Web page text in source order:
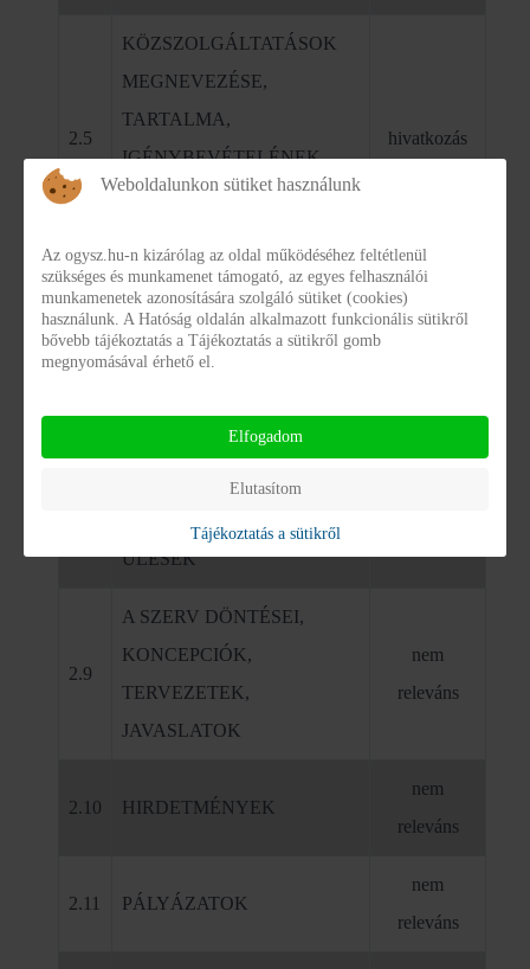
2.5
KÖZSZOLGÁLTATÁSOK
MEGNEVEZÉSE,
TARTALMA,
IGÉNYBEVÉTELÉNEK
RENDJE, FIZETENDŐ DÍJ
hivatkozás
2.6
A SZERV
NYILVÁNTARTÁSAI
hivatkozás
TESTÜLETI SZERV
ÜLÉSEK
2.9
A SZERV DÖNTÉSEI,
KONCEPCIÓK,
TERVEZETEK,
JAVASLATOK
nem
releváns
2.10 HIRDETMÉNYEK
nem
releváns
2.11 PÁLYÁZATOK
nem
releváns
Weboldalunkon sütiket használunk
Az ogysz.hu-n kizárólag az oldal működéséhez feltétlenül
szükséges és munkamenet támogató, az egyes felhasználói
munkamenetek azonosítására szolgáló sütiket (cookies)
használunk. A Hatóság oldalán alkalmazott funkcionális sütikről
bővebb tájékoztatás a Tájékoztatás a sütikről gomb
megnyomásával érhető el.
Elfogadom
Elutasítom
Tájékoztatás a sütikről